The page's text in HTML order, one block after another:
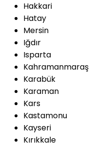
Hakkari
Hatay
Mersin
Iğdır
Isparta
Kahramanmaraş
Karabük
Karaman
Kars
Kastamonu
Kayseri
Kırıkkale